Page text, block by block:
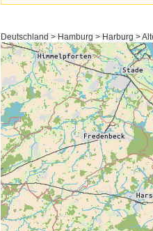
Deutschland > Hamburg > Harburg >